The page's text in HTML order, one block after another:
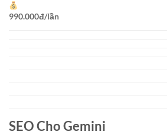
990.000đ/lần
SEO Cho Gemini